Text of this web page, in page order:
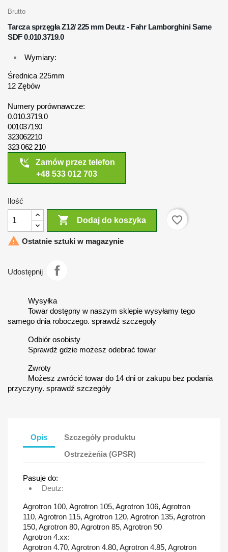
Brutto
Tarcza sprzęgła Z12/ 225 mm Deutz - Fahr Lamborghini Same
SDF 0.010.3719.0
Wymiary:
Średnica 225mm
12 Zębów
Numery porównawcze:
0.010.3719.0
001037190
323062210
323 062 210
phone_callback
Zamów przez telefon
+48 533 012 703
Ilość
 Dodaj do koszyka
favorite_border
 Ostatnie sztuki w magazynie
Udostępnij
Wysyłka
Towar dostępny w naszym sklepie wysyłamy tego
samego dnia roboczego. sprawdź szczegoły
Odbiór osobisty
Sprawdź gdzie możesz odebrać towar
Zwroty
Możesz zwrócić towar do 14 dni or zakupu bez podania
przyczyny. sprawdź szczegóły
Opis
Szczegóły produktu
Ostrzeżeńia (GPSR)
Pasuje do:
Deutz:
Agrotron 100, Agrotron 105, Agrotron 106, Agrotron
110, Agrotron 115, Agrotron 120, Agrotron 135, Agrotron
150, Agrotron 80, Agrotron 85, Agrotron 90
Agrotron 4.xx:
Agrotron 4.70, Agrotron 4.80, Agrotron 4.85, Agrotron